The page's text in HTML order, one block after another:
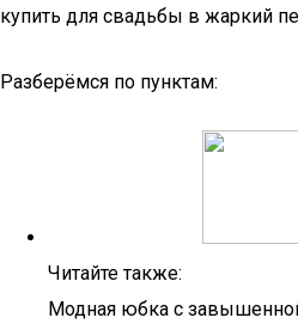
купить для свадьбы в жаркий
Разберёмся по пунктам:
Читайте также:
Модная юбка с